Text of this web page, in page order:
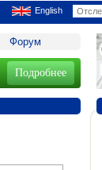
English
Форум
Подробнее